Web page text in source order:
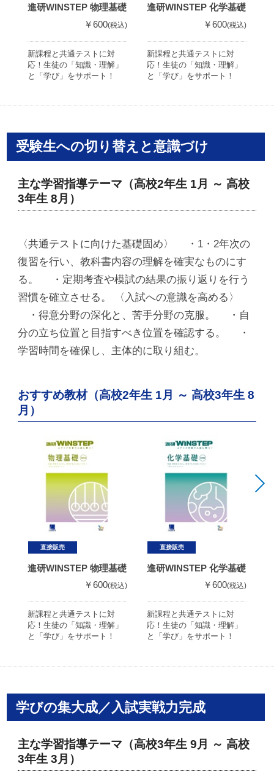
進研WINSTEP 物理基礎
￥600(税込)
新課程と共通テストに対
応！生徒の「知識・理解」
と「学び」をサポート！
進研WINSTEP 化学基礎
￥600(税込)
新課程と共通テストに対
応！生徒の「知識・理解」
と「学び」をサポート！
受験生への切り替えと意識づけ
主な学習指導テーマ（高校2年生 1月 ～ 高校
3年生 8月）
〈共通テストに向けた基礎固め〉 ・1・2年次の
復習を行い、教科書内容の理解を確実なものにす
る。 ・定期考査や模試の結果の振り返りを行う
習慣を確立させる。 〈入試への意識を高める〉
・得意分野の深化と、苦手分野の克服。 ・自
分の立ち位置と目指すべき位置を確認する。 ・
学習時間を確保し、主体的に取り組む。
おすすめ教材（高校2年生 1月 ～ 高校3年生 8
月）
直接販売
進研WINSTEP 物理基礎
￥600(税込)
新課程と共通テストに対
応！生徒の「知識・理解」
と「学び」をサポート！
直接販売
進研WINSTEP 化学基礎
￥600(税込)
新課程と共通テストに対
応！生徒の「知識・理解」
と「学び」をサポート！
学びの集大成／入試実戦力完成
主な学習指導テーマ（高校3年生 9月 ～ 高校
3年生 3月）